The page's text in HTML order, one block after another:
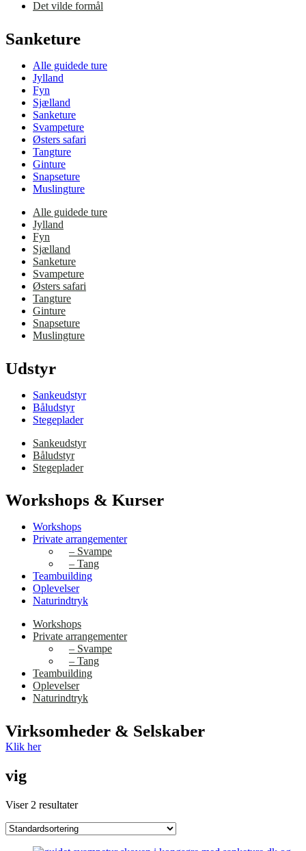
Det vilde formål
Sanketure
Alle guidede ture
Jylland
Fyn
Sjælland
Sanketure
Svampeture
Østers safari
Tangture
Ginture
Snapseture
Muslingture
Alle guidede ture
Jylland
Fyn
Sjælland
Sanketure
Svampeture
Østers safari
Tangture
Ginture
Snapseture
Muslingture
Udstyr
Sankeudstyr
Båludstyr
Stegeplader
Sankeudstyr
Båludstyr
Stegeplader
Workshops & Kurser
Workshops
Private arrangementer
– Svampe
– Tang
Teambuilding
Oplevelser
Naturindtryk
Workshops
Private arrangementer
– Svampe
– Tang
Teambuilding
Oplevelser
Naturindtryk
Virksomheder & Selskaber
Klik her
vig
Viser 2 resultater